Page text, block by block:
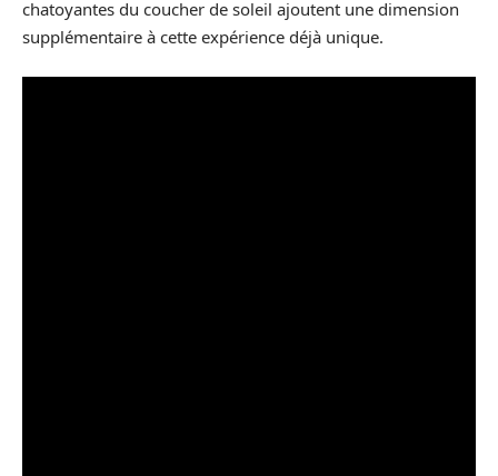
chatoyantes du coucher de soleil ajoutent une dimension
supplémentaire à cette expérience déjà unique.